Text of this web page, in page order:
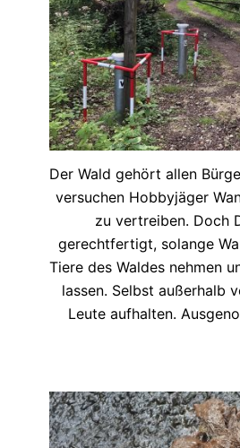
Der Wald gehört allen
versuchen Hobbyjäger
zu vertreiben. Doch
gerechtfertigt, solange
Tiere des Waldes nehmen
lassen. Selbst außerhalb
Leute aufhalten.